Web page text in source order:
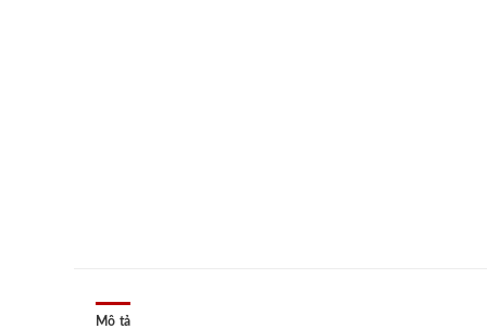
Mô tả